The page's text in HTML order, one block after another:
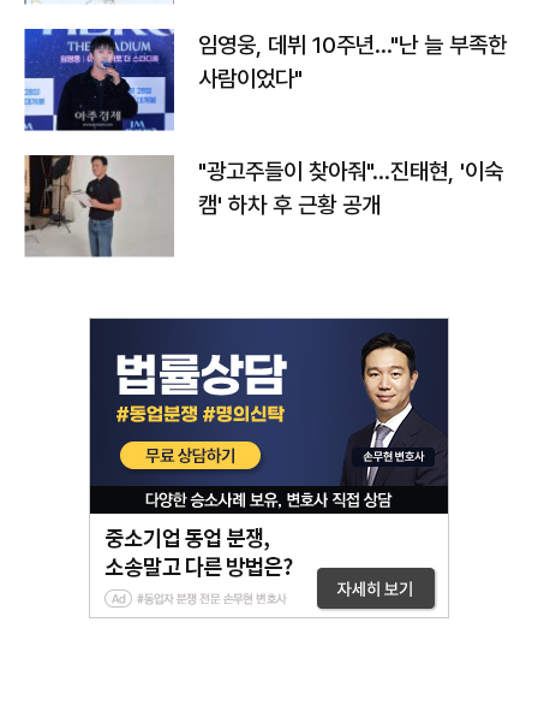
임영웅, 데뷔 10주년…"난 늘 부족한
사람이었다"
"광고주들이 찾아줘"…진태현, '이숙
캠' 하차 후 근황 공개